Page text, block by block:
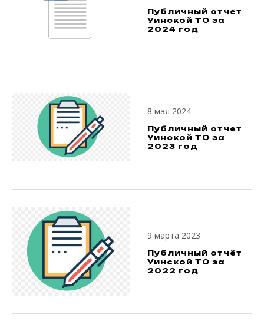
Публичный отчет
Уинской ТО за
2024 год
8 мая 2024
Публичный отчет
Уинской ТО за
2023 год
9 марта 2023
Публичный отчёт
Уинской ТО за
2022 год